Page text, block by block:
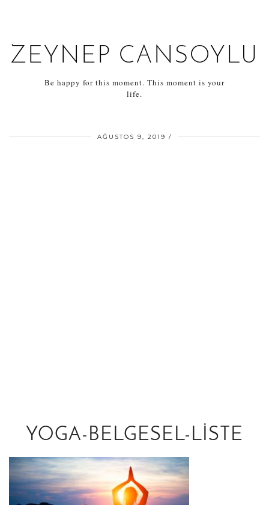
ZEYNEP CANSOYLU
Be happy for this moment. This moment is your
life.
AĞUSTOS 9, 2019
YOGA-BELGESEL-LISTE